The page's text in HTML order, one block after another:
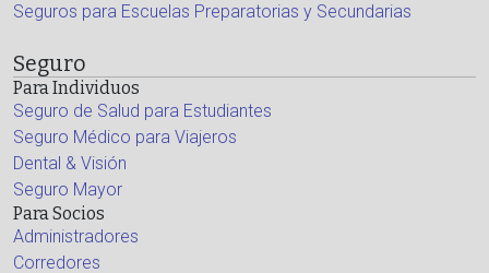
Seguros para Escuelas Preparatorias y Secundarias
Seguro
Para Individuos
Seguro de Salud para Estudiantes
Seguro Médico para Viajeros
Dental & Visión
Seguro Mayor
Para Socios
Administradores
Corredores